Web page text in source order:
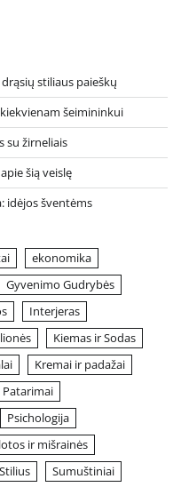
stiliaus paieškų
šeimininkui
su žirneliais
šią veislę
idėjos šventėms
ekonomika
Gyvenimo Gudrybės
Interjeras
Kiemas ir Sodas
Kremai ir padažai
Patarimai
Psichologija
ir mišrainės
Stilius
Sumuštiniai